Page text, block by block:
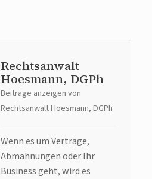
Rechtsanwalt
Hoesmann, DGPh
Beiträge anzeigen von
Rechtsanwalt Hoesmann, DGPh
Wenn es um Verträge,
Abmahnungen oder Ihr
Business geht, wird es